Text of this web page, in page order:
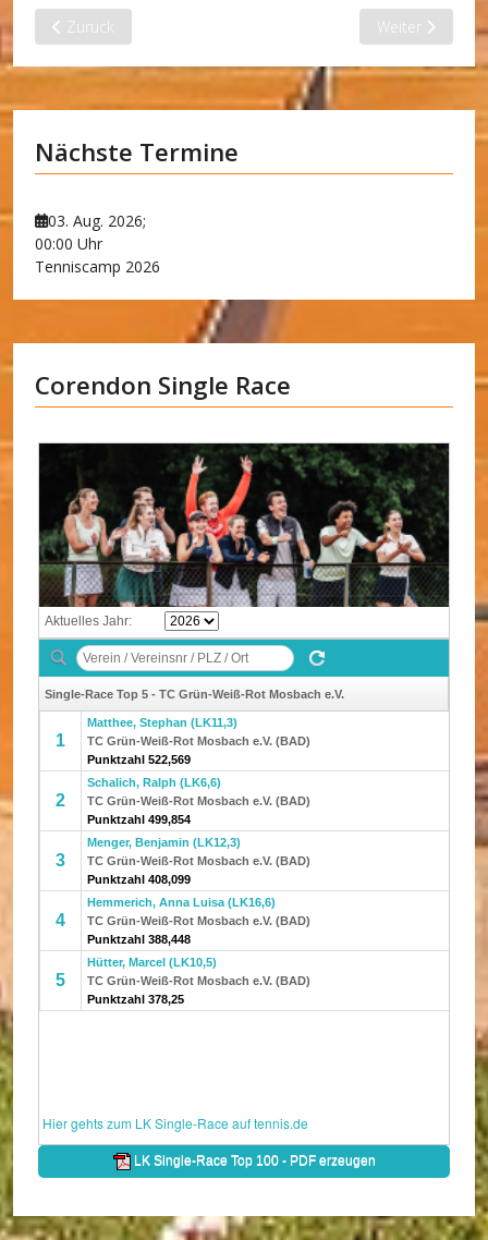
Vorheriger Beitrag: Spiele des vergangenen Wochenendes
Zurück Nächster
Weiter
Nächste Termine
03. Aug. 2026;
00:00 Uhr
Tenniscamp 2026
Corendon Single Race